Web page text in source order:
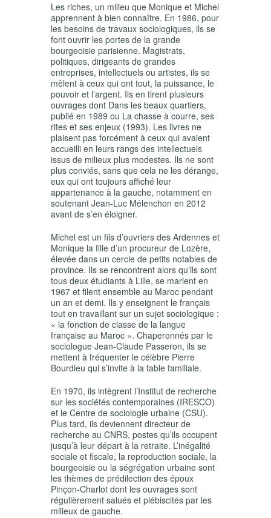
Les riches, un milieu que Monique et Michel
apprennent à bien connaître. En 1986, pour
les besoins de travaux sociologiques, ils se
font ouvrir les portes de la grande
bourgeoisie parisienne. Magistrats,
politiques, dirigeants de grandes
entreprises, intellectuels ou artistes, ils se
mêlent à ceux qui ont tout, la puissance, le
pouvoir et l’argent. Ils en tirent plusieurs
ouvrages dont Dans les beaux quartiers,
publié en 1989 ou La chasse à courre, ses
rites et ses enjeux (1993). Les livres ne
plaisent pas forcément à ceux qui avaient
accueilli en leurs rangs des intellectuels
issus de milieux plus modestes. Ils ne sont
plus conviés, sans que cela ne les dérange,
eux qui ont toujours affiché leur
appartenance à la gauche, notamment en
soutenant Jean-Luc Mélenchon en 2012
avant de s’en éloigner.
Michel est un fils d’ouvriers des Ardennes et
Monique la fille d’un procureur de Lozère,
élevée dans un cercle de petits notables de
province. Ils se rencontrent alors qu’ils sont
tous deux étudiants à Lille, se marient en
1967 et filent ensemble au Maroc pendant
un an et demi. Ils y enseignent le français
tout en travaillant sur un sujet sociologique :
« la fonction de classe de la langue
française au Maroc ». Chaperonnés par le
sociologue Jean-Claude Passeron, ils se
mettent à fréquenter le célèbre Pierre
Bourdieu qui s’invite à la table familiale.
En 1970, ils intègrent l’Institut de recherche
sur les sociétés contemporaines (IRESCO)
et le Centre de sociologie urbaine (CSU).
Plus tard, ils deviennent directeur de
recherche au CNRS, postes qu’ils occupent
jusqu’à leur départ à la retraite. L’inégalité
sociale et fiscale, la reproduction sociale, la
bourgeoisie ou la ségrégation urbaine sont
les thèmes de prédilection des époux
Pinçon-Charlot dont les ouvrages sont
régulièrement salués et plébiscités par les
milieux de gauche.